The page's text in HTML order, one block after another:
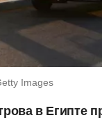
Images
в Египте